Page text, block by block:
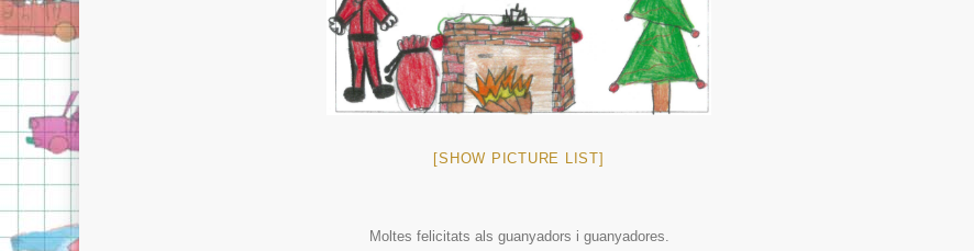
[SHOW PICTURE LIST]
Moltes felicitats als guanyadors i guanyadores.